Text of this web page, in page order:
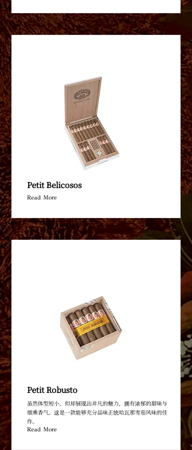
Petit Belicosos
Read More
Petit Robusto
虽然体型短小，但却展现出非凡的魅力，拥有浓郁的甜味与
烟熏香气。这是一款能够充分品味正统哈瓦那雪茄风味的佳
作。
Read More